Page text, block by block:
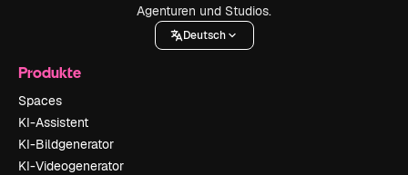
Agenturen und Studios.
Deutsch
Produkte
Spaces
KI-Assistent
KI-Bildgenerator
KI-Videogenerator